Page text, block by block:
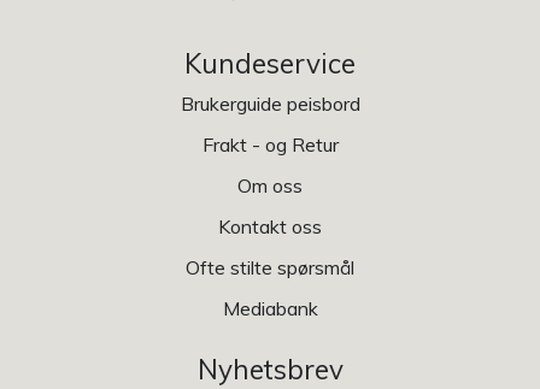
Kundeservice
Brukerguide peisbord
Frakt - og Retur
Om oss
Kontakt oss
Ofte stilte spørsmål
Mediabank
Nyhetsbrev